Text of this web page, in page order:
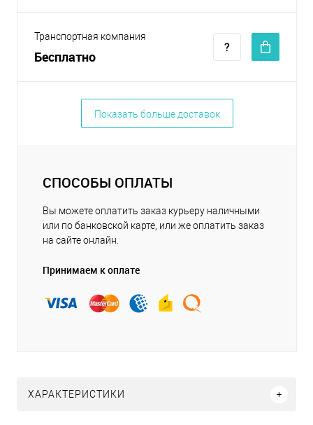
Транспортная компания
Бесплатно
Показать больше доставок
СПОСОБЫ ОПЛАТЫ
Вы можете оплатить заказ курьеру наличными
или по банковской карте, или же оплатить заказ
на сайте онлайн.
Принимаем к оплате
ХАРАКТЕРИСТИКИ